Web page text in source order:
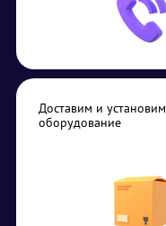
Доставим и установим
оборудование